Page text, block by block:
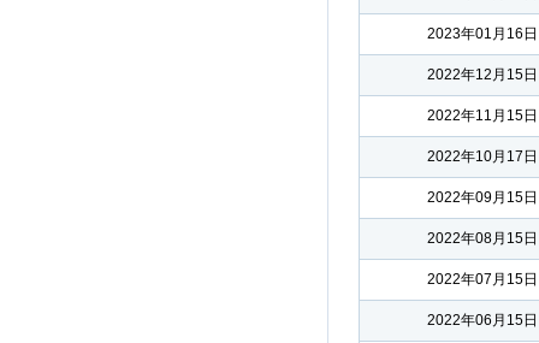
2023年01月16日
2022年12月15日
2022年11月15日
2022年10月17日
2022年09月15日
2022年08月15日
2022年07月15日
2022年06月15日